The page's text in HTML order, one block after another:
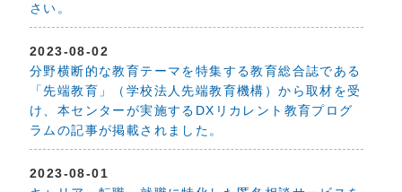
さい。
2023-08-02
分野横断的な教育テーマを特集する教育総合誌である
「先端教育」（学校法人先端教育機構）から取材を受
け、本センターが実施するDXリカレント教育プログ
ラムの記事が掲載されました。
2023-08-01